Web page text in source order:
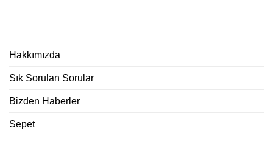
Hakkımızda
Sık Sorulan Sorular
Bizden Haberler
Sepet